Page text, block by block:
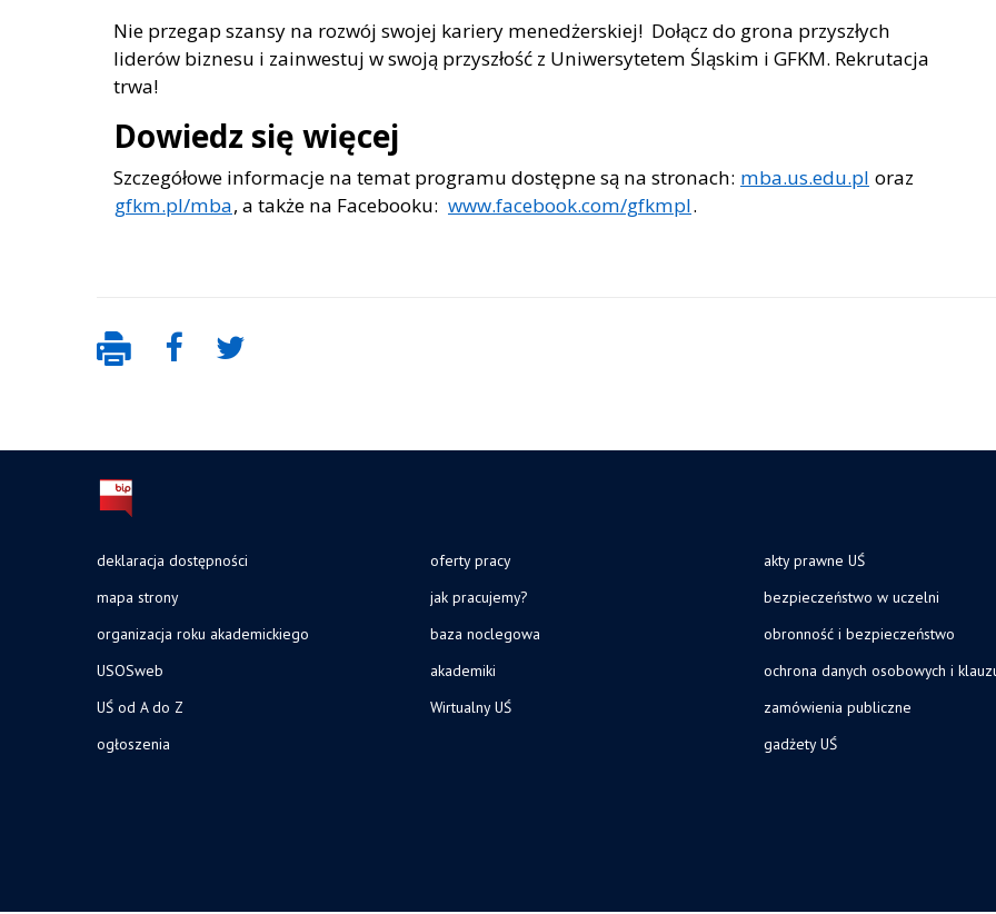
Nie przegap szansy na rozwój swojej kariery menedżerskiej! Dołącz do grona przyszłych
liderów biznesu i zainwestuj w swoją przyszłość z Uniwersytetem Śląskim i GFKM. Rekrutacja
trwa!
Dowiedz się więcej
Szczegółowe informacje na temat programu dostępne są na stronach: mba.us.edu.pl oraz
gfkm.pl/mba, a także na Facebooku: www.facebook.com/gfkmpl.
deklaracja dostępności
mapa strony
organizacja roku akademickiego
USOSweb
UŚ od A do Z
ogłoszenia
oferty pracy
jak pracujemy?
baza noclegowa
akademiki
Wirtualny UŚ
akty prawne UŚ
bezpieczeństwo w uczelni
obronność i bezpieczeństwo
ochrona danych osobowych i
zamówienia publiczne
gadżety UŚ